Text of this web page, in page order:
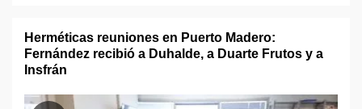
Herméticas reuniones en Puerto Madero:
Fernández recibió a Duhalde, a Duarte Frutos y a
Insfrán